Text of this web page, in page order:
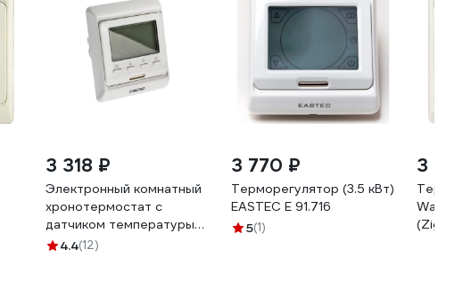
3 318 ₽
Электронный комнатный
хронотермостат с
датчиком температуры
пола Valtec
4.4(12)
3 770 ₽
Терморегулятор (3.5 кВт)
EASTEC E 91.716
5(1)
3